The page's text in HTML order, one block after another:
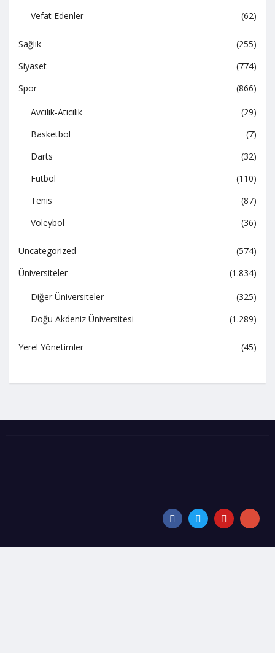
Vefat Edenler
(62)
Sağlık
(255)
Siyaset
(774)
Spor
(866)
Avcılık-Atıcılık
(29)
Basketbol
(7)
Darts
(32)
Futbol
(110)
Tenis
(87)
Voleybol
(36)
Uncategorized
(574)
Üniversiteler
(1.834)
Diğer Üniversiteler
(325)
Doğu Akdeniz Üniversitesi
(1.289)
Yerel Yönetimler (45)